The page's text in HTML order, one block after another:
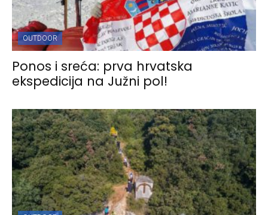
OUTDOOR
Ponos i sreća: prva hrvatska
ekspedicija na Južni pol!